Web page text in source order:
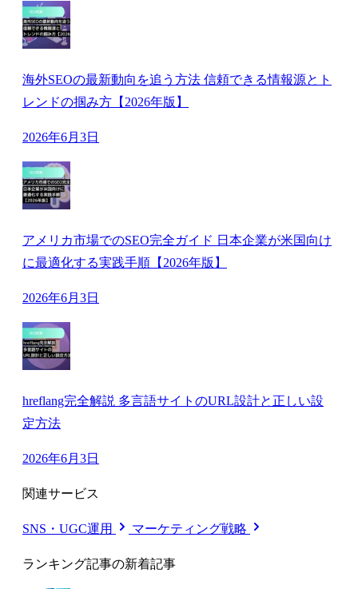
海外SEOの最新動向を追う方法 信頼できる情報源とト
レンドの掴み方【2026年版】
2026年6月3日
アメリカ市場でのSEO完全ガイド 日本企業が米国向け
に最適化する実践手順【2026年版】
2026年6月3日
hreflang完全解説 多言語サイトのURL設計と正しい設
定方法
2026年6月3日
関連サービス
SNS・UGC運用 マーケティング戦略
ランキング記事の新着記事